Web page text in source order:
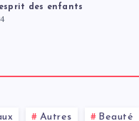
des enfants
Autres Beauté